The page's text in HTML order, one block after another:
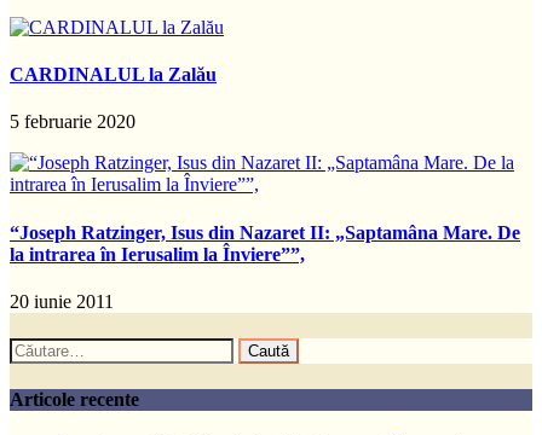
CARDINALUL la Zalău
5 februarie 2020
“Joseph Ratzinger, Isus din Nazaret II: „Saptamâna Mare. De
la intrarea în Ierusalim la Înviere””,
20 iunie 2011
Caută
după:
Articole recente